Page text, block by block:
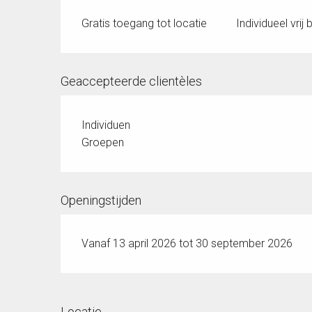
Gratis toegang tot locatie Individueel vrij
Geaccepteerde clientèles
Individuen
Groepen
Openingstijden
Vanaf 13 april 2026 tot 30 september 2026